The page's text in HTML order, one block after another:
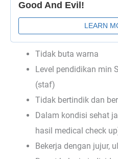
Tidak buta warna
Level pendidikan min
(staf)
Tidak bertindik dan
Dalam kondisi sehat
hasil medical check
Bekerja dengan jujur,